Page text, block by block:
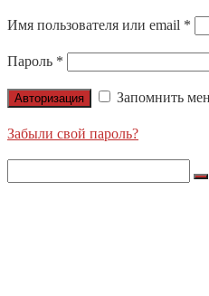
Имя пользователя или email *
Пароль *
Авторизация Запомнить
Забыли свой пароль?